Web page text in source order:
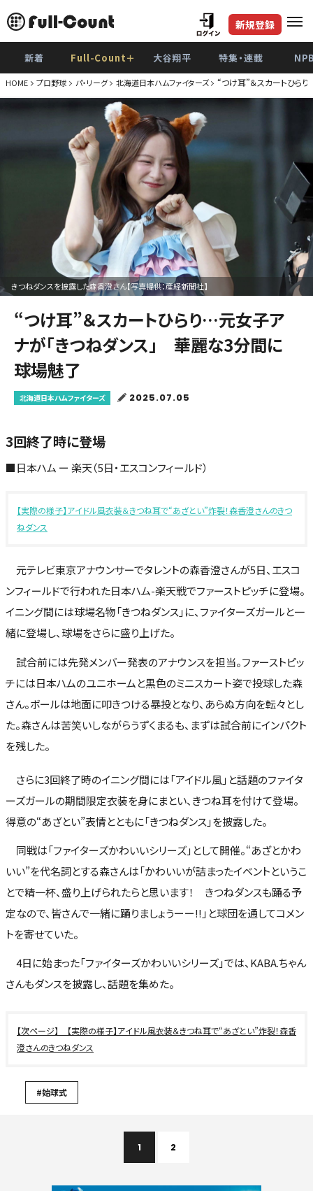
新規登録
新着 Full-Count＋ 大谷翔平 特集・連載
HOME プロ野球 パ・リーグ 北海道日本ハムファイターズ “つけ耳”＆スカートひら
きつねダンスを披露した森香澄さん【写真提供：産経新聞社】
“つけ耳”＆スカートひらり…元女子ア
ナが「きつねダンス」 華麗な3分間に
球場魅了
北海道日本ハムファイターズ 2025.07.05
3回終了時に登場
■日本ハム ー 楽天（5日・エスコンフィールド）
【実際の様子】アイドル風衣装＆きつね耳で“あざとい”炸裂！森香澄さんのきつ
ねダンス
元テレビ東京アナウンサーでタレントの森香澄さんが5日、エスコ
ンフィールドで行われた日本ハム-楽天戦でファーストピッチに登場。
イニング間には球場名物「きつねダンス」に、ファイターズガールと一
緒に登場し、球場をさらに盛り上げた。
試合前には先発メンバー発表のアナウンスを担当。ファーストピッ
チには日本ハムのユニホームと黒色のミニスカート姿で投球した森
さん。ボールは地面に叩きつける暴投となり、あらぬ方向を転々とし
た。森さんは苦笑いしながらうずくまるも、まずは試合前にインパクト
を残した。
さらに3回終了時のイニング間には「アイドル風」と話題のファイタ
ーズガールの期間限定衣装を身にまとい、きつね耳を付けて登場。
得意の“あざとい”表情とともに「きつねダンス」を披露した。
同戦は「ファイターズかわいいシリーズ」として開催。“あざとかわ
いい”を代名詞とする森さんは「かわいいが詰まったイベントというこ
とで精一杯、盛り上げられたらと思います！ きつねダンスも踊る予
定なので、皆さんで一緒に踊りましょうーー!!」と球団を通してコメン
トを寄せていた。
4日に始まった「ファイターズかわいいシリーズ」では、KABA.ちゃん
さんもダンスを披露し、話題を集めた。
【実際の様子】アイドル風衣装＆きつね耳で“あざとい”炸裂！森香
澄さんのきつねダンス
#始球式
1 2